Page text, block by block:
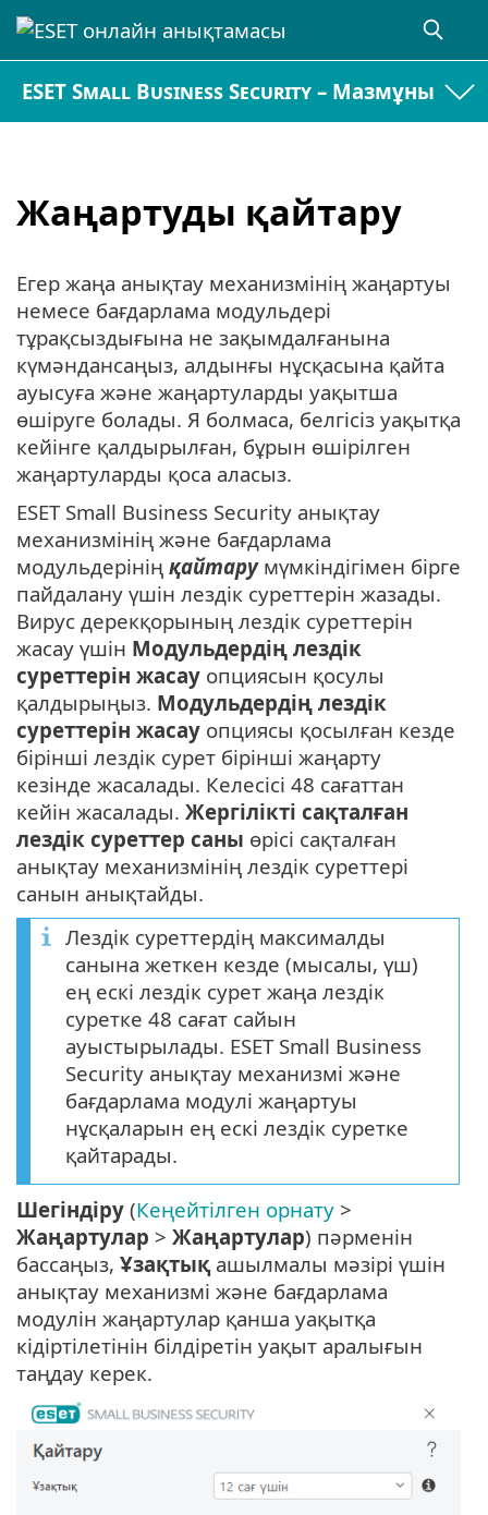
ESET Small Business Security – Мазмұны
Жаңартуды қайтару
Егер жаңа анықтау механизмінің жаңартуы
немесе бағдарлама модульдері
тұрақсыздығына не зақымдалғанына
күмәндансаңыз, алдынғы нұсқасына қайта
ауысуға және жаңартуларды уақытша
өшіруге болады. Я болмаса, белгісіз уақытқа
кейінге қалдырылған, бұрын өшірілген
жаңартуларды қоса аласыз.
ESET Small Business Security анықтау
механизмінің және бағдарлама
модульдерінің қайтарумүмкіндігімен бірге
пайдалану үшін лездік суреттерін жазады.
Вирус дерекқорының лездік суреттерін
жасау үшін Модульдердің лездік
суреттерін жасау опциясын қосулы
қалдырыңыз. Модульдердің лездік
суреттерін жасау опциясы қосылған кезде
бірінші лездік сурет бірінші жаңарту
кезінде жасалады. Келесісі 48 сағаттан
кейін жасалады. Жергілікті сақталған
лездік суреттер саны өрісі сақталған
анықтау механизмінің лездік суреттері
санын анықтайды.
Лездік суреттердің максималды
санына жеткен кезде (мысалы, үш)
ең ескі лездік сурет жаңа лездік
суретке 48 сағат сайын
ауыстырылады. ESET Small Business
Security анықтау механизмі және
бағдарлама модулі жаңартуы
нұсқаларын ең ескі лездік суретке
қайтарады.
Шегіндіру (Кеңейтілген орнату >
Жаңартулар > Жаңартулар) пәрменін
бассаңыз, Ұзақтықашылмалы мәзірі үшін
анықтау механизмі және бағдарлама
модулін жаңартулар қанша уақытқа
кідіртілетінін білдіретін уақыт аралығын
таңдау керек.